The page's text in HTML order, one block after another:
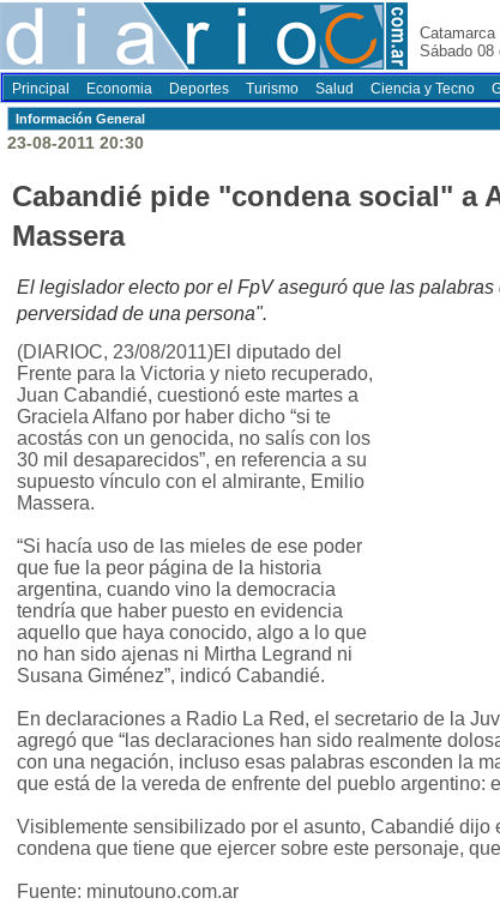
Catamarca
Sábado 08
Principal Economia Deportes Turismo Salud Ciencia y Tecno
Información General
23-08-2011 20:30
Cabandié pide "condena social" a
Massera
El legislador electo por el FpV aseguró que las
perversidad de una persona".
(DIARIOC, 23/08/2011)El diputado del
Frente para la Victoria y nieto recuperado,
Juan Cabandié, cuestionó este martes a
Graciela Alfano por haber dicho “si te
acostás con un genocida, no salís con los
30 mil desaparecidos”, en referencia a su
supuesto vínculo con el almirante, Emilio
Massera.
“Si hacía uso de las mieles de ese poder
que fue la peor página de la historia
argentina, cuando vino la democracia
tendría que haber puesto en evidencia
aquello que haya conocido, algo a lo que
no han sido ajenas ni Mirtha Legrand ni
Susana Giménez”, indicó Cabandié.
En declaraciones a Radio La Red, el secretario de la
agregó que “las declaraciones han sido realmente
con una negación, incluso esas palabras esconden la
que está de la vereda de enfrente del pueblo argentino:
Visiblemente sensibilizado por el asunto, Cabandié dijo
condena que tiene que ejercer sobre este personaje,
Fuente: minutouno.com.ar